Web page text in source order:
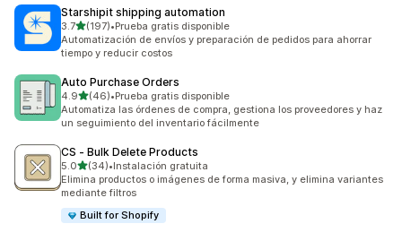
Starshipit shipping automation
3.7de 5 estrellas
(197)
197 reseñas en total
•Prueba gratis disponible
Automatización de envíos y preparación de pedidos para ahorrar
tiempo y reducir costos
Auto Purchase Orders
4.9de 5 estrellas
(46)
46 reseñas en total
•Prueba gratis disponible
Automatiza las órdenes de compra, gestiona los proveedores y haz
un seguimiento del inventario fácilmente
CS ‑ Bulk Delete Products
5.0de 5 estrellas
(34)
34 reseñas en total
•Instalación gratuita
Elimina productos o imágenes de forma masiva, y elimina variantes
mediante filtros
Built for Shopify